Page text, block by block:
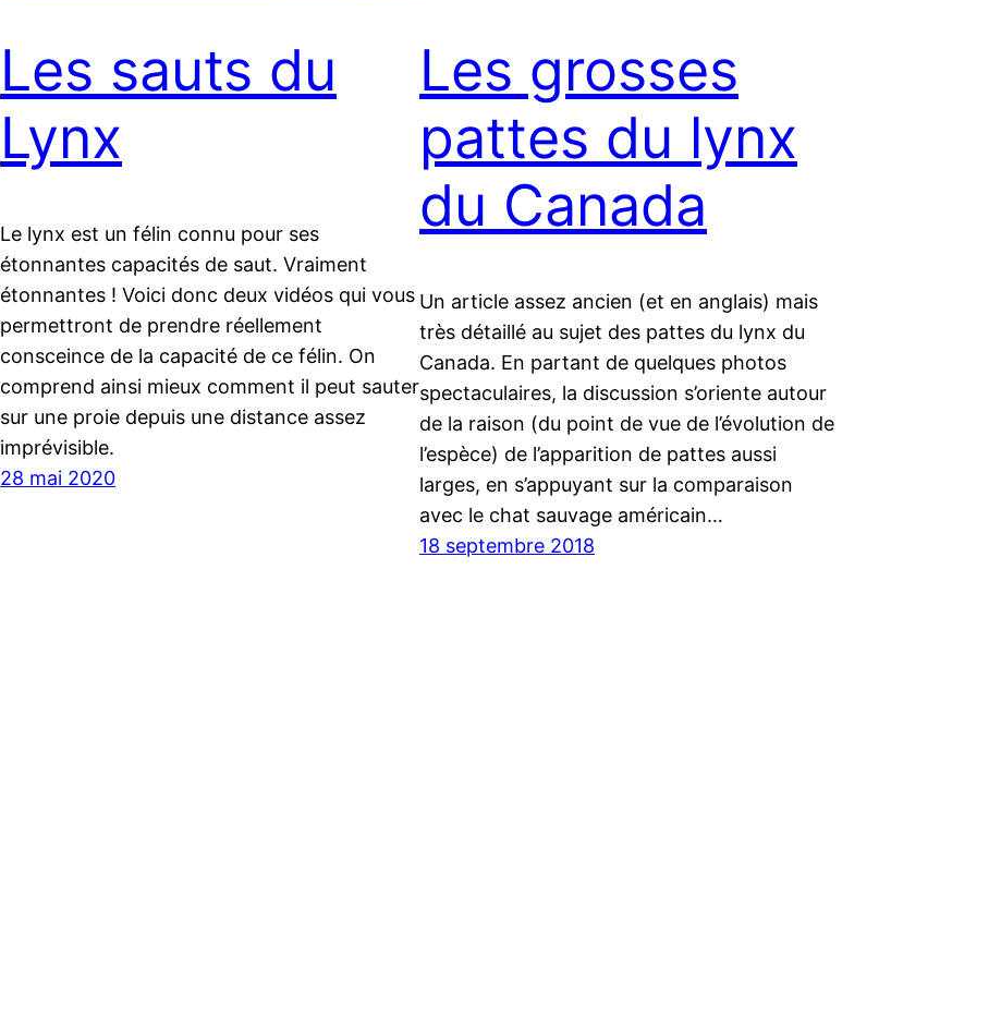
Les sauts du
Lynx
Le lynx est un félin connu pour ses
étonnantes capacités de saut. Vraiment
étonnantes ! Voici donc deux vidéos qui vous
permettront de prendre réellement
consceince de la capacité de ce félin. On
comprend ainsi mieux comment il peut sauter
sur une proie depuis une distance assez
imprévisible.
28 mai 2020
Les grosses
pattes du lynx
du Canada
Un article assez ancien (et en anglais) mais
très détaillé au sujet des pattes du lynx du
Canada. En partant de quelques photos
spectaculaires, la discussion s’oriente autour
de la raison (du point de vue de l’évolution de
l’espèce) de l’apparition de pattes aussi
larges, en s’appuyant sur la comparaison
avec le chat sauvage américain…
18 septembre 2018